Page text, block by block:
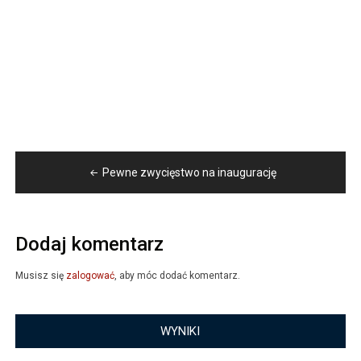
Nawigacja
wpisu
Pewne zwycięstwo na inaugurację
Dodaj komentarz
Musisz się zalogować, aby móc dodać komentarz.
WYNIKI